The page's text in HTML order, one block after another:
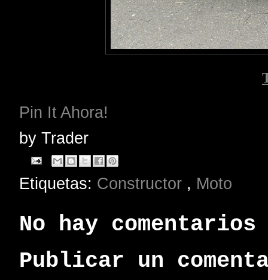
Pin It Ahora!
by Trader
Etiquetas: Constructor , Moto
No hay
Publicar un